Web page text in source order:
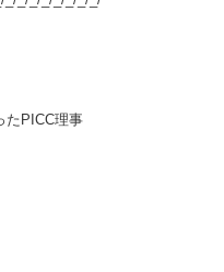
たPICC理事